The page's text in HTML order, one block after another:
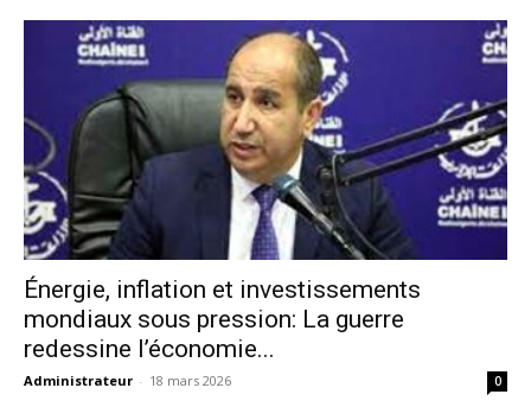
Énergie, inflation et investissements
mondiaux sous pression: La guerre
redessine l’économie...
Administrateur - 18 mars 2026 0